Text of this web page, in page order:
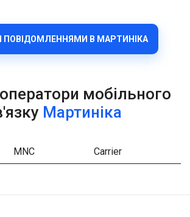
ПОВІДОМЛЕННЯМИ В МАРТИНІКА
мобільного
Мартиніка
MNC Carrier